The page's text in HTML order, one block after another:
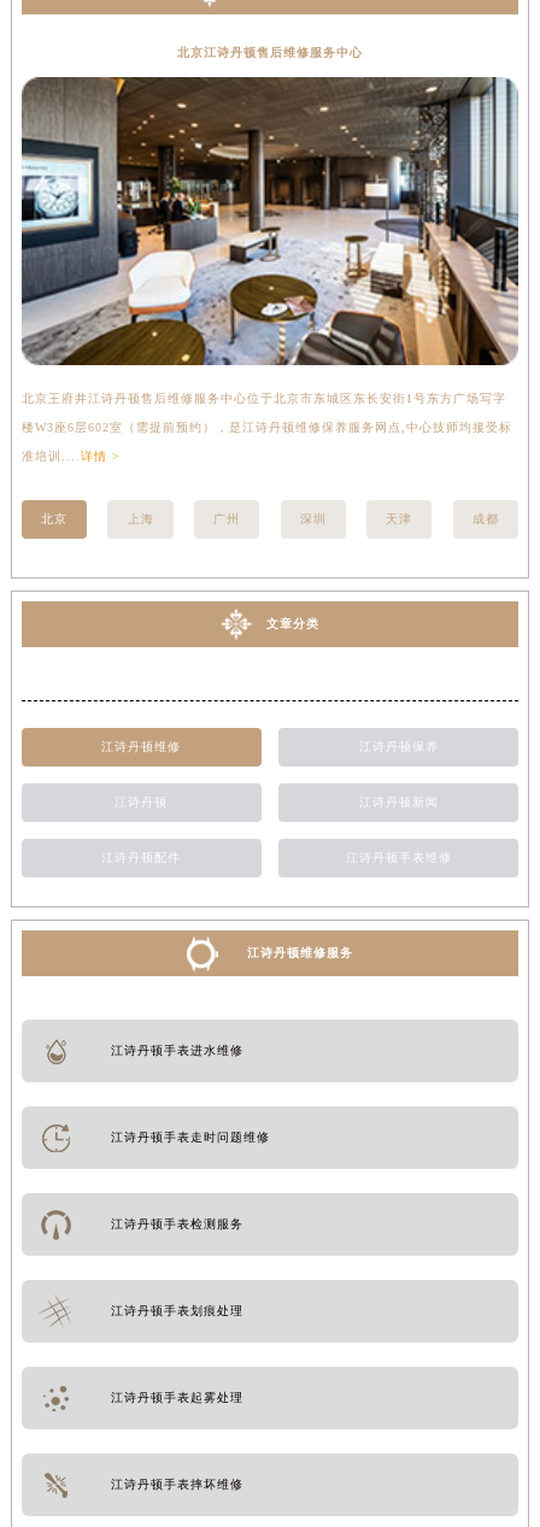
北京江诗丹顿售后维修服务中心
北京王府井江诗丹顿售后维修服务中心位于北京市东城区东长安街1号东方广场写字
楼W3座6层602室（需提前预约），是江诗丹顿维修保养服务网点,中心技师均接受标
准培训....详情 >
北京 上海 广州 深圳 天津 成都
文章分类
江诗丹顿维修 江诗丹顿保养
江诗丹顿 江诗丹顿新闻
江诗丹顿配件 江诗丹顿手表维修
江诗丹顿维修服务
江诗丹顿手表进水维修
江诗丹顿手表走时问题维修
江诗丹顿手表检测服务
江诗丹顿手表划痕处理
江诗丹顿手表起雾处理
江诗丹顿手表摔坏维修